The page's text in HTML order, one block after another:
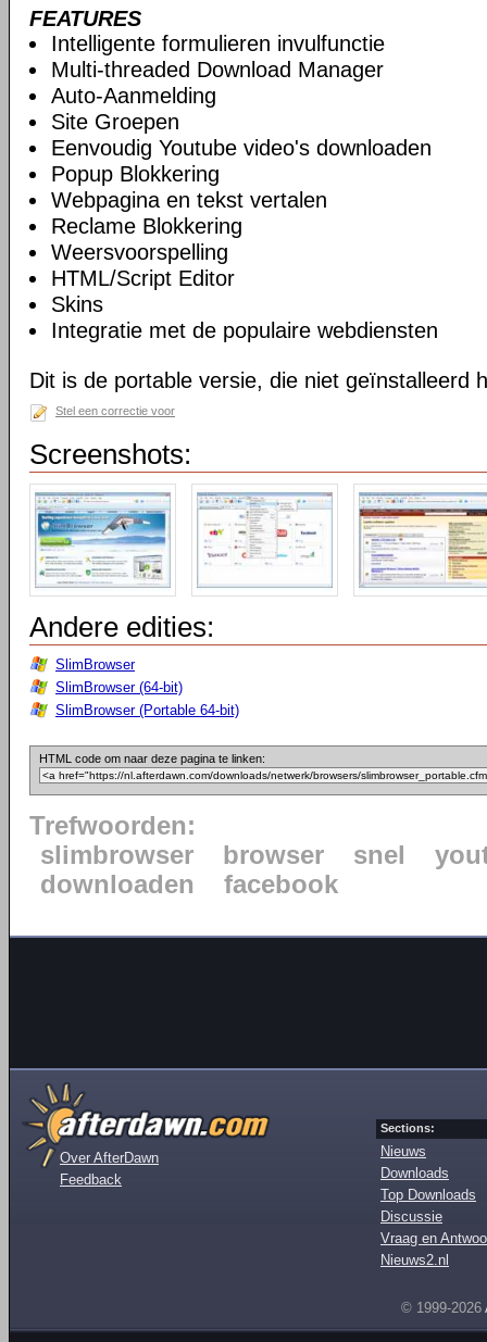
FEATURES
Intelligente formulieren invulfunctie
Multi-threaded Download Manager
Auto-Aanmelding
Site Groepen
Eenvoudig Youtube video's downloaden
Popup Blokkering
Webpagina en tekst vertalen
Reclame Blokkering
Weersvoorspelling
HTML/Script Editor
Skins
Integratie met de populaire webdiensten
Dit is de portable versie, die niet geïnstalleerd
Stel een correctie voor
Screenshots:
Andere edities:
SlimBrowser
SlimBrowser (64-bit)
SlimBrowser (Portable 64-bit)
HTML code om naar deze pagina te linken:
Trefwoorden:
slimbrowser
browser snel
downloaden
facebook
Over AfterDawn
Feedback
Sections:
Nieuws
Downloads
Top Downloads
Discussie
Vraag en
Nieuws2.nl
© 1999-2026